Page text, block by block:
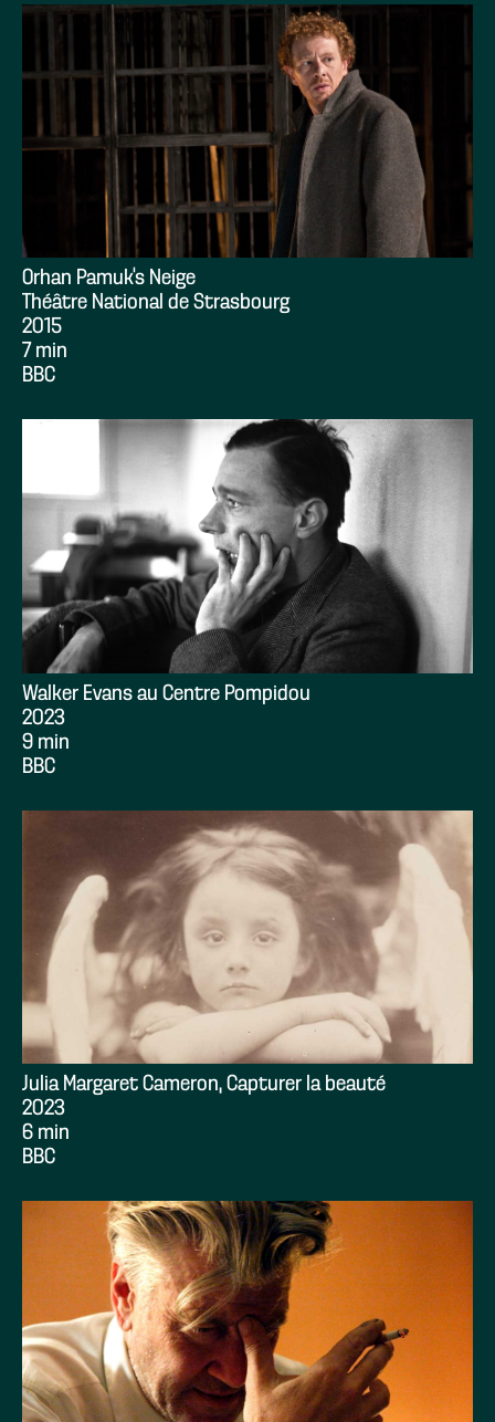
Orhan Pamuk’s Neige
Théâtre National de Strasbourg
2015
7 min
BBC
Walker Evans au Centre Pompidou
2023
9 min
BBC
Julia Margaret Cameron, Capturer la beauté
2023
6 min
BBC